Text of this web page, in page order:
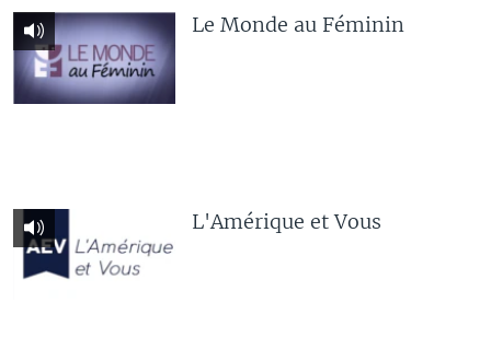
Le Monde au Féminin
L'Amérique et Vous